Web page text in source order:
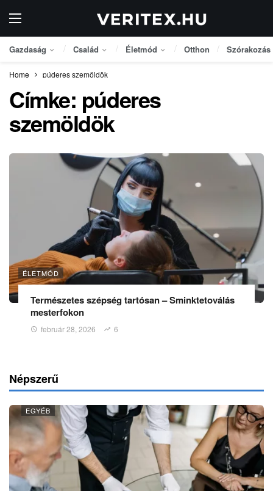
Gazdaság Család Életmód Otthon Szórakozás
Home púderes szemöldök
Címke: púderes
szemöldök
ÉLETMÓD
Természetes szépség tartósan – Sminktetoválás
mesterfokon
február 28, 2026 6
Népszerű
EGYÉB